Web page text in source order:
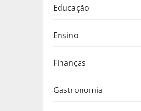
Educação
Ensino
Finanças
Gastronomia